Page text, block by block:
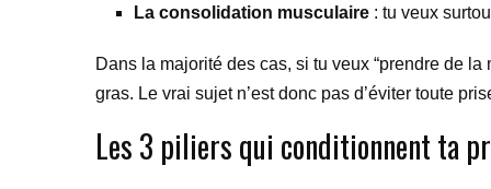
La consolidation musculaire : tu veux
Dans la majorité des cas, si tu veux “prendre de
gras. Le vrai sujet n’est donc pas d’éviter toute
Les 3 piliers qui conditionnent ta